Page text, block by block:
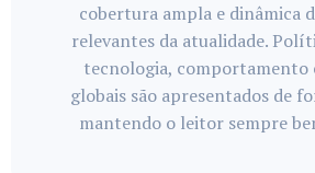
cobertura ampla e dinâmica
relevantes da atualidade.
tecnologia, comportamento
globais são apresentados de
mantendo o leitor sempre